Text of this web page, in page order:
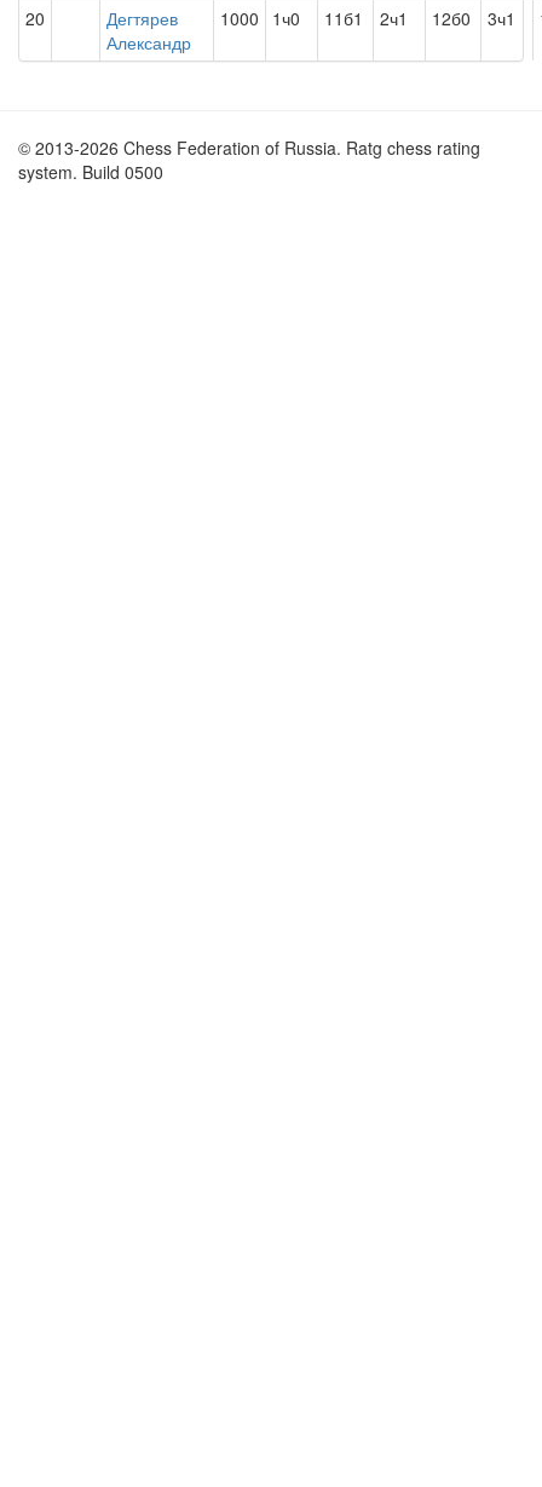
20
Дегтярев
Александр
1000 1ч0 11б1 2ч1 12б0 3ч1
© 2013-2026 Chess Federation of Russia. Ratg chess rating
system. Build 0500